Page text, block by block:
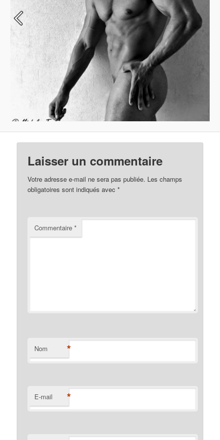
Laisser un commentaire
Votre adresse e-mail ne sera pas publiée. Les champs
obligatoires sont indiqués avec*
Commentaire*
Nom *
E-mail *